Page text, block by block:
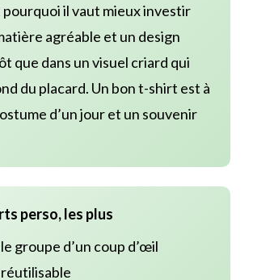
pourquoi il vaut mieux investir
agréable et un design
que dans un visuel criard qui
du placard. Un bon t-shirt est à
d’un jour et un souvenir
perso, les plus
groupe d’un coup d’œil